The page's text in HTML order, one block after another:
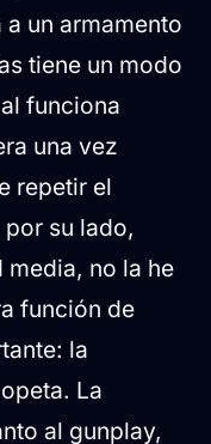
un armamento
tiene un modo
funciona
una vez
repetir el
su lado,
no la he
función de
la
La
al gunplay,